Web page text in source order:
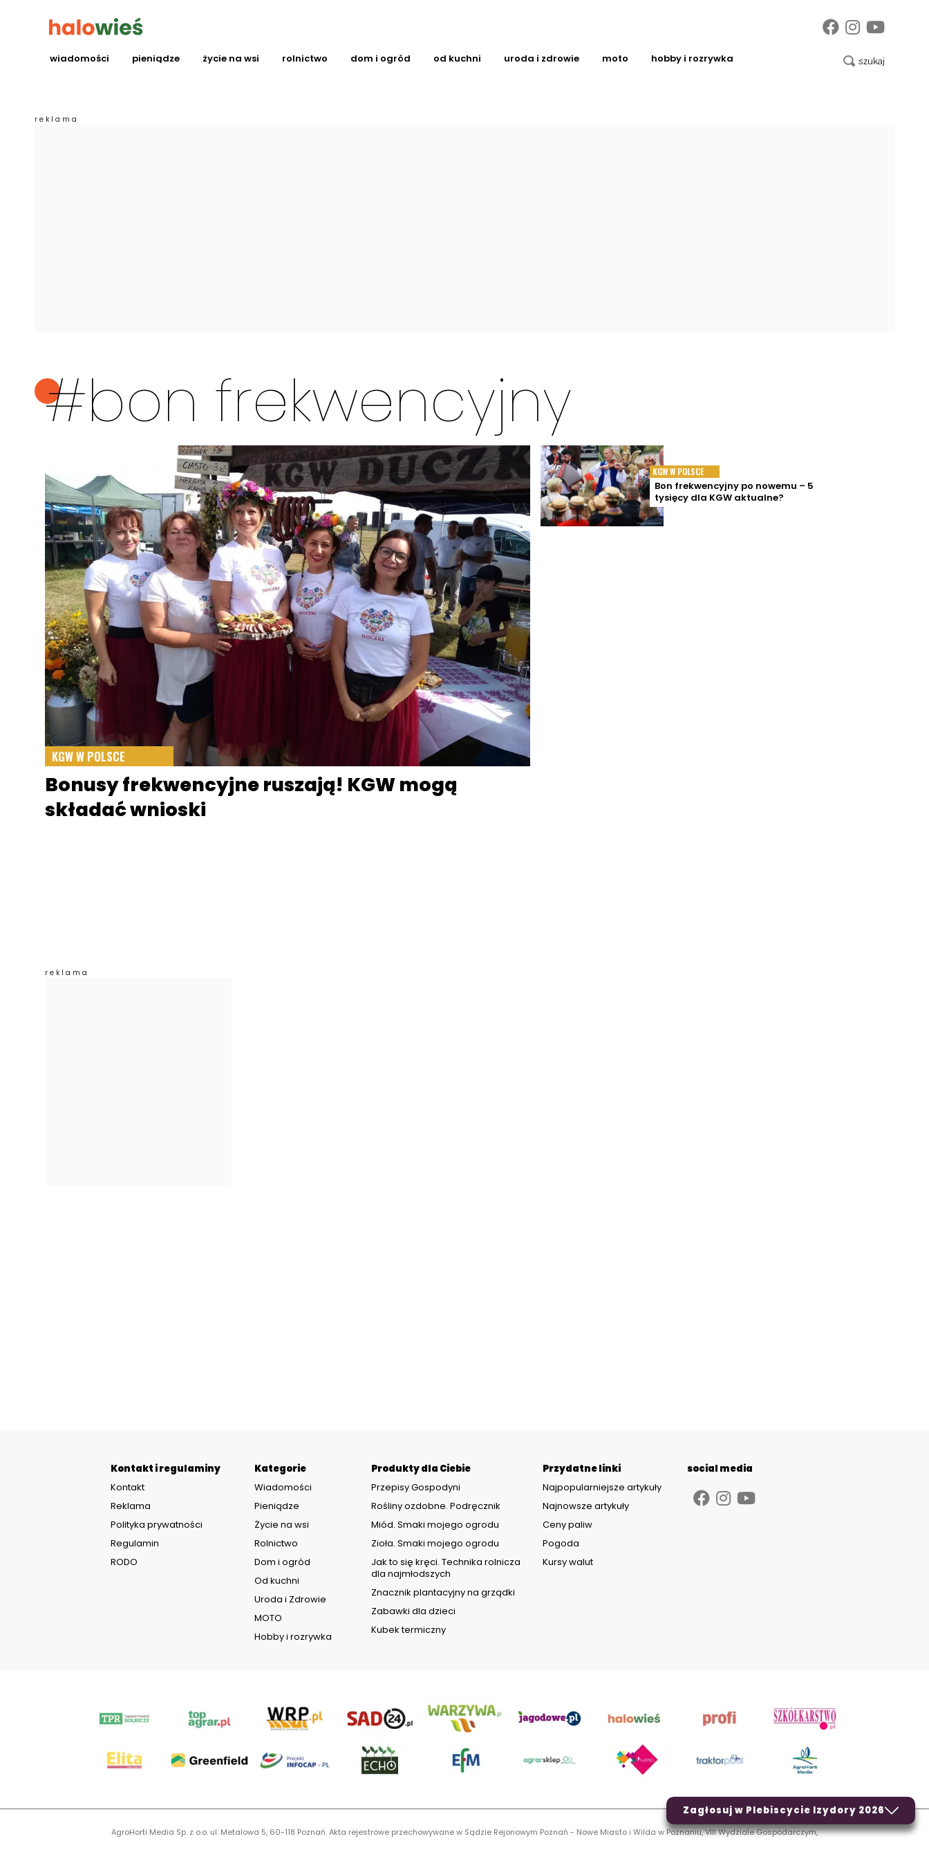
wiadomości pieniądze życie na wsi rolnictwo dom i ogród od kuchni uroda i zdrowie moto hobby i rozrywka
#bon frekwencyjny
KGW W POLSCE
Bonusy frekwencyjne ruszają! KGW mogą
składać wnioski
KGW W POLSCE
Bon frekwencyjny po nowemu – 5
tysięcy dla KGW aktualne?
Zagłosuj w Plebiscycie Izydory 2026
Kontakt i regulaminy
Kontakt
Reklama
Polityka prywatności
Regulamin
RODO
Kategorie
Wiadomości
Pieniądze
Życie na wsi
Rolnictwo
Dom i ogród
Od kuchni
Uroda i Zdrowie
MOTO
Hobby i rozrywka
Produkty dla Ciebie
Przepisy Gospodyni
Rośliny ozdobne. Podręcznik
Miód. Smaki mojego ogrodu
Zioła. Smaki mojego ogrodu
Jak to się kręci. Technika rolnicza
dla najmłodszych
Znacznik plantacyjny na grządki
Zabawki dla dzieci
Kubek termiczny
Przydatne linki
Najpopularniejsze artykuły
Najnowsze artykuły
Ceny paliw
Pogoda
Kursy walut
social media
AgroHorti Media Sp. z o.o. ul. Metalowa 5, 60-118 Poznań. Akta rejestrowe przechowywane w Sądzie Rejonowym Poznań - Nowe Miasto i Wilda w Poznaniu, VIII Wydziale Gospodarczym,